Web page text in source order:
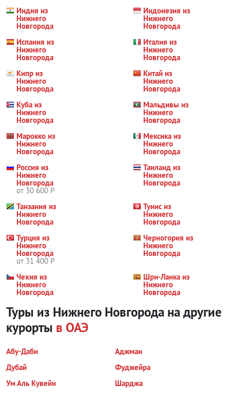
Индия из
Нижнего
Новгорода
Индонезия из
Нижнего
Новгорода
Испания из
Нижнего
Новгорода
Италия из
Нижнего
Новгорода
Кипр из
Нижнего
Новгорода
Китай из
Нижнего
Новгорода
Куба из
Нижнего
Новгорода
Мальдивы из
Нижнего
Новгорода
Марокко из
Нижнего
Новгорода
Мексика из
Нижнего
Новгорода
Россия из
Нижнего
Новгорода
от 30 600 Р
Таиланд из
Нижнего
Новгорода
Танзания из
Нижнего
Новгорода
Тунис из
Нижнего
Новгорода
Турция из
Нижнего
Новгорода
от 31 400 Р
Черногория из
Нижнего
Новгорода
Чехия из
Нижнего
Новгорода
Шри-Ланка из
Нижнего
Новгорода
Туры из Нижнего Новгорода на другие
курорты в ОАЭ
Абу-Даби
Аджман
Дубай
Фуджейра
Ум Аль Кувейн
Шарджа